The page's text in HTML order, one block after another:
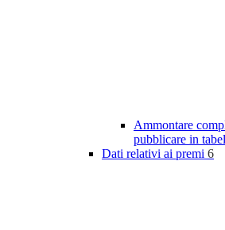
Ammontare
pubblicare in
Dati relativi ai premi 6